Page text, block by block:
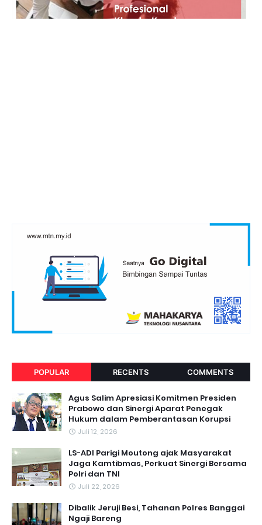
POPULAR RECENTS COMMENTS
Agus Salim Apresiasi Komitmen Presiden
Prabowo dan Sinergi Aparat Penegak
Hukum dalam Pemberantasan Korupsi
Juli 12, 2026
LS-ADI Parigi Moutong ajak Masyarakat
Jaga Kamtibmas, Perkuat Sinergi Bersama
Polri dan TNI
Juli 22, 2026
Dibalik Jeruji Besi, Tahanan Polres Banggai
Ngaji Bareng